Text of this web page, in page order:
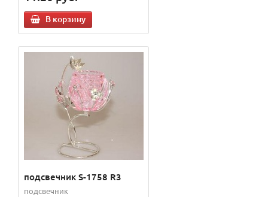
В корзину
подсвечник S-1758 R3
подсвечник